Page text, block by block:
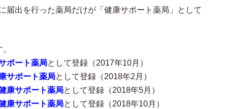
届出を行った薬局だけが「健康サポート薬局」として
ポート薬局として登録（2017年10月）
サポート薬局として登録（2018年2月）
康サポート薬局として登録（2018年5月）
康サポート薬局として登録（2018年10月）